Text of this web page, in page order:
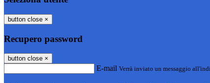
button close ×
Recupero password
button close ×
E-mail Verrà inviato un messaggio